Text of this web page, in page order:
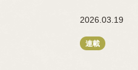
2026.03.19